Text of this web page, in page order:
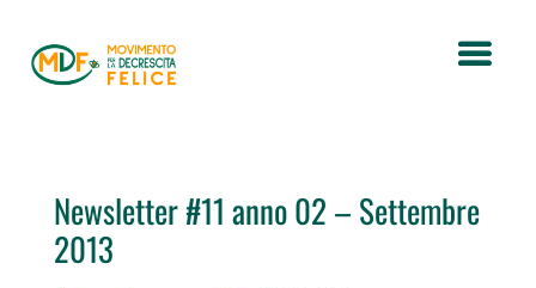
Newsletter #11 anno 02 – Settembre
2013